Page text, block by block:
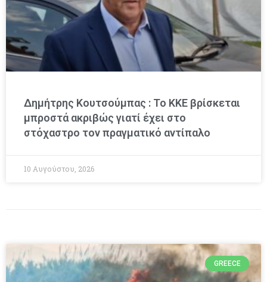
Δημήτρης Κουτσούμπας : Το ΚΚΕ βρίσκεται
μπροστά ακριβώς γιατί έχει στο
στόχαστρο τον πραγματικό αντίπαλο
10 Αυγούστου, 2026
GREECE